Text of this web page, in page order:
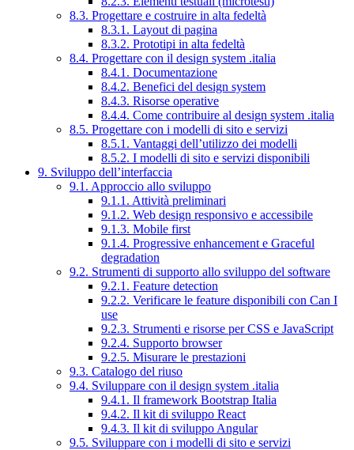
8.3. Progettare e costruire in alta fedeltà
8.3.1. Layout di pagina
8.3.2. Prototipi in alta fedeltà
8.4. Progettare con il design system .italia
8.4.1. Documentazione
8.4.2. Benefici del design system
8.4.3. Risorse operative
8.4.4. Come contribuire al design system .italia
8.5. Progettare con i modelli di sito e servizi
8.5.1. Vantaggi dell’utilizzo dei modelli
8.5.2. I modelli di sito e servizi disponibili
9. Sviluppo dell’interfaccia
9.1. Approccio allo sviluppo
9.1.1. Attività preliminari
9.1.2. Web design responsivo e accessibile
9.1.3. Mobile first
9.1.4. Progressive enhancement e Graceful
degradation
9.2. Strumenti di supporto allo sviluppo del software
9.2.1. Feature detection
9.2.2. Verificare le feature disponibili con Can I
use
9.2.3. Strumenti e risorse per CSS e JavaScript
9.2.4. Supporto browser
9.2.5. Misurare le prestazioni
9.3. Catalogo del riuso
9.4. Sviluppare con il design system .italia
9.4.1. Il framework Bootstrap Italia
9.4.2. Il kit di sviluppo React
9.4.3. Il kit di sviluppo Angular
9.5. Sviluppare con i modelli di sito e servizi